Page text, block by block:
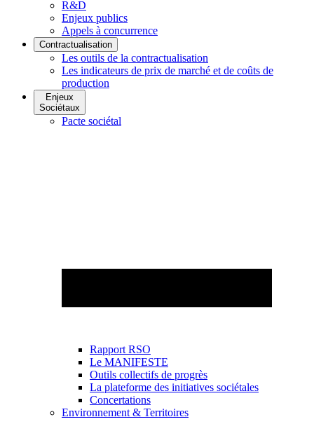
R&D
Enjeux publics
Appels à concurrence
Contractualisation
Les outils de la contractualisation
Les indicateurs de prix de marché et de coûts de
production
Enjeux
Sociétaux
Pacte sociétal
Rapport RSO
Le MANIFESTE
Outils collectifs de progrès
La plateforme des initiatives sociétales
Concertations
Environnement & Territoires